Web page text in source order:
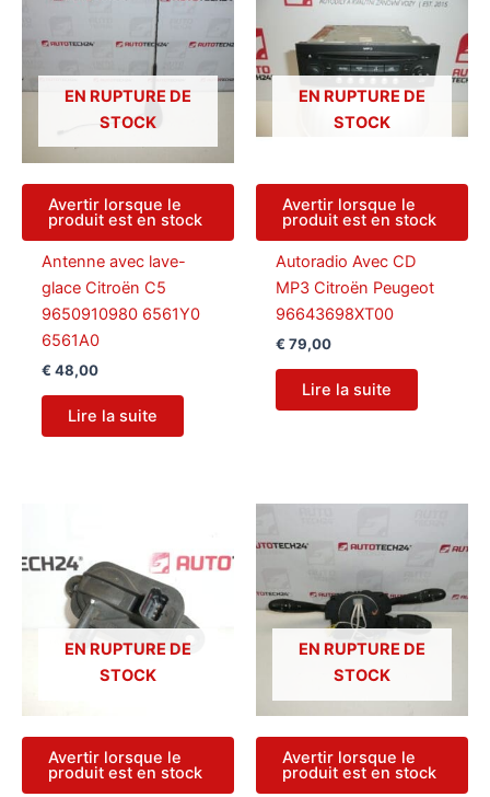
EN RUPTURE DE
STOCK
Avertir lorsque le
produit est en stock
Antenne avec lave-
glace Citroën C5
9650910980 6561Y0
6561A0
€ 48,00
Lire la suite
EN RUPTURE DE
STOCK
Avertir lorsque le
produit est en stock
Autoradio Avec CD
MP3 Citroën Peugeot
96643698XT00
€ 79,00
Lire la suite
EN RUPTURE DE
STOCK
Avertir lorsque le
produit est en stock
EN RUPTURE DE
STOCK
Avertir lorsque le
produit est en stock